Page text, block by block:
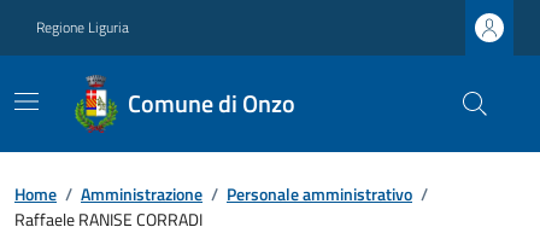
Regione Liguria
Comune di Onzo
Home / Amministrazione / Personale amministrativo /
Raffaele RANISE CORRADI